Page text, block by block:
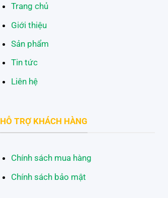
Trang chủ
Giới thiệu
Sản phẩm
Tin tức
Liên hệ
HỖ TRỢ KHÁCH HÀNG
Chính sách mua hàng
Chính sách bảo mật